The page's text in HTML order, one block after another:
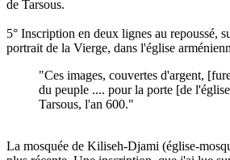
de Tarsous.
5° Inscription en deux lignes au repoussé,
portrait de la Vierge, dans l'église
"Ces images, couvertes d'argent,
du peuple .... pour la porte [de
Tarsous, l'an 600."
La mosquée de Kiliseh-Djami (église-